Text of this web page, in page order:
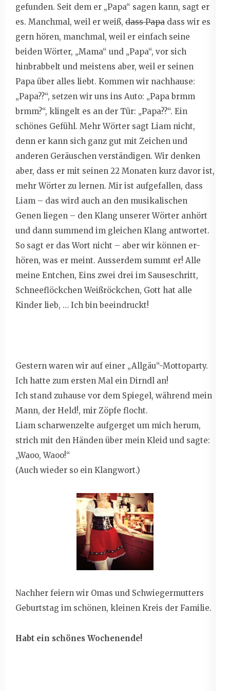
gefunden. Seit dem er „Papa“ sagen kann, sagt er
es. Manchmal, weil er weiß, dass Papa dass wir es
gern hören, manchmal, weil er einfach seine
beiden Wörter, „Mama“ und „Papa“, vor sich
hinbrabbelt und meistens aber, weil er seinen
Papa über alles liebt. Kommen wir nachhause:
„Papa??“, setzen wir uns ins Auto: „Papa brmm
brmm?“, klingelt es an der Tür: „Papa??“. Ein
schönes Gefühl. Mehr Wörter sagt Liam nicht,
denn er kann sich ganz gut mit Zeichen und
anderen Geräuschen verständigen. Wir denken
aber, dass er mit seinen 22 Monaten kurz davor ist,
mehr Wörter zu lernen. Mir ist aufgefallen, dass
Liam – das wird auch an den musikalischen
Genen liegen – den Klang unserer Wörter anhört
und dann summend im gleichen Klang antwortet.
So sagt er das Wort nicht – aber wir können er-
hören, was er meint. Ausserdem summt er! Alle
meine Entchen, Eins zwei drei im Sauseschritt,
Schneeflöckchen Weißröckchen, Gott hat alle
Kinder lieb, … Ich bin beeindruckt!
Gestern waren wir auf einer „Allgäu“-Mottoparty.
Ich hatte zum ersten Mal ein Dirndl an!
Ich stand zuhause vor dem Spiegel, während mein
Mann, der Held!, mir Zöpfe flocht.
Liam scharwenzelte aufgerget um mich herum,
strich mit den Händen über mein Kleid und sagte:
„Waoo, Waoo!“
(Auch wieder so ein Klangwort.)
Nachher feiern wir Omas und Schwiegermutters
Geburtstag im schönen, kleinen Kreis der Familie.
Habt ein schönes Wochenende!